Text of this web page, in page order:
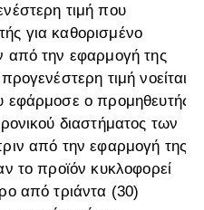
τιμή που
για καθορισμένο
από την εφαρμογή της
τιμή νοείται
εφάρμοσε ο προμηθευτής
διαστήματος των
από την εφαρμογή της
το προϊόν κυκλοφορεί
από τριάντα (30)